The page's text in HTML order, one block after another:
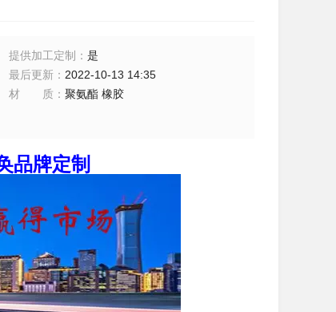
提供加工定制 ：是
最后更新 ： 2022-10-13 14:35
材质 ：聚氨酯 橡胶
品牌定制